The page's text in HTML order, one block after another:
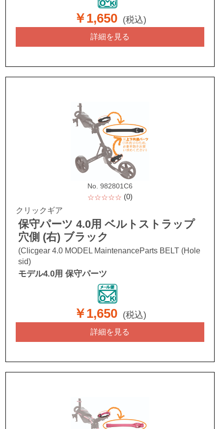
￥1,650 (税込)
詳細を見る
No. 982801C6
☆☆☆☆☆ (0)
クリックギア
保守パーツ 4.0用 ベルトストラップ
穴側 (右) ブラック
(Clicgear 4.0 MODEL MaintenanceParts BELT (Hole
sid)
モデル4.0用 保守パーツ
￥1,650 (税込)
詳細を見る